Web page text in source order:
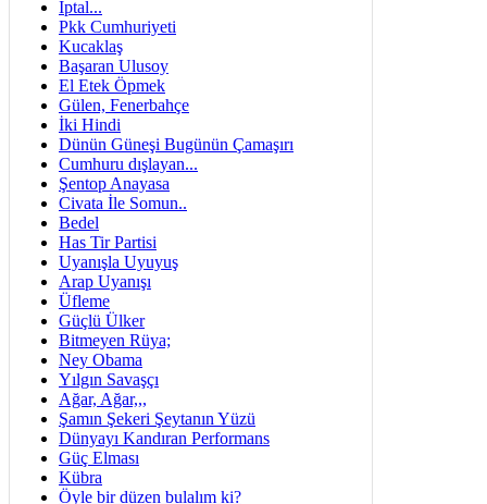
İptal...
Pkk Cumhuriyeti
Kucaklaş
Başaran Ulusoy
El Etek Öpmek
Gülen, Fenerbahçe
İki Hindi
Dünün Güneşi Bugünün Çamaşırı
Cumhuru dışlayan...
Şentop Anayasa
Civata İle Somun..
Bedel
Has Tir Partisi
Uyanışla Uyuyuş
Arap Uyanışı
Üfleme
Güçlü Ülker
Bitmeyen Rüya;
Ney Obama
Yılgın Savaşçı
Ağar, Ağar,,,
Şamın Şekeri Şeytanın Yüzü
Dünyayı Kandıran Performans
Güç Elması
Kübra
Öyle bir düzen bulalım ki?